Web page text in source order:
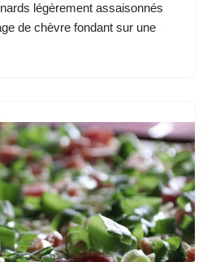
légèrement assaisonnés
de chèvre fondant sur une